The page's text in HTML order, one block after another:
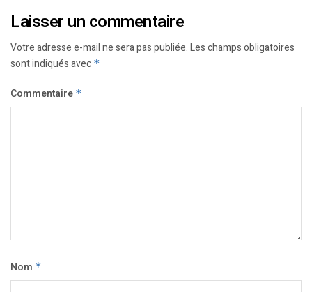
Laisser un commentaire
Votre adresse e-mail ne sera pas publiée.Les champs obligatoires
sont indiqués avec *
Commentaire *
Nom *